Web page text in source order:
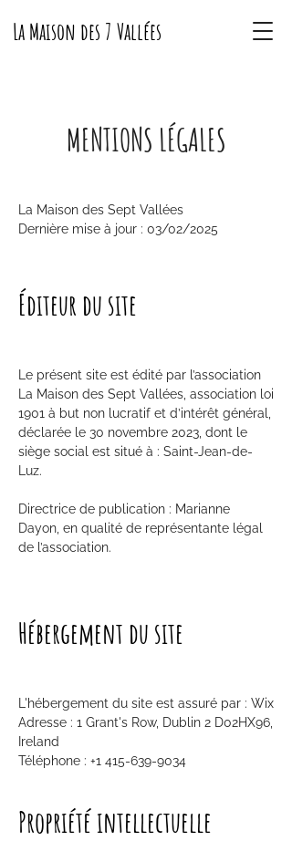
La Maison des 7 Vallées
MENTIONS LÉGALES
La Maison des Sept Vallées
Dernière mise à jour : 03/02/2025
Éditeur du site
Le présent site est édité par l’association
La Maison des Sept Vallées, association loi
1901 à but non lucratif et d’intérêt général,
déclarée le 30 novembre 2023, dont le
siège social est situé à : Saint-Jean-de-
Luz.
Directrice de publication : Marianne
Dayon, en qualité de représentante légal
de l’association.
Hébergement du site
L'hébergement du site est assuré par : Wix
Adresse : 1 Grant's Row, Dublin 2 D02HX96,
Ireland
Téléphone : +1 415-639-9034
Propriété intellectuelle